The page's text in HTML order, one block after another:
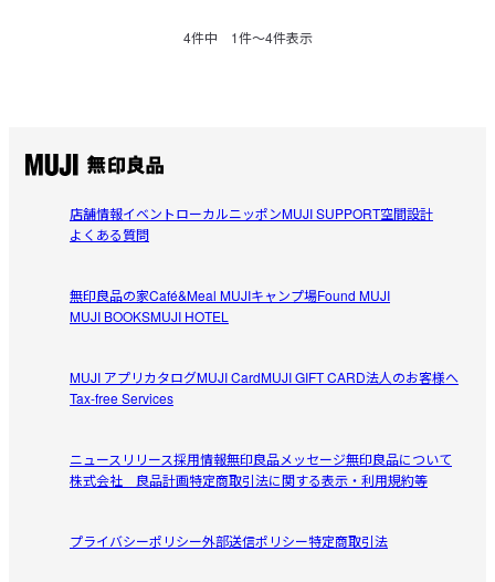
4件中 1件〜4件表示
店舗情報イベントローカルニッポンMUJI SUPPORT空間設計
よくある質問
無印良品の家Café&Meal MUJIキャンプ場Found MUJI
MUJI BOOKSMUJI HOTEL
MUJI アプリカタログMUJI CardMUJI GIFT CARD法人のお客様へ
Tax-free Services
ニュースリリース採用情報無印良品メッセージ無印良品について
株式会社 良品計画特定商取引法に関する表示・利用規約等
プライバシーポリシー外部送信ポリシー特定商取引法